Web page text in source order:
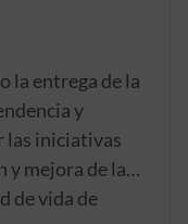
la entrega de la
y
las iniciativas
y mejora de la
de vida de